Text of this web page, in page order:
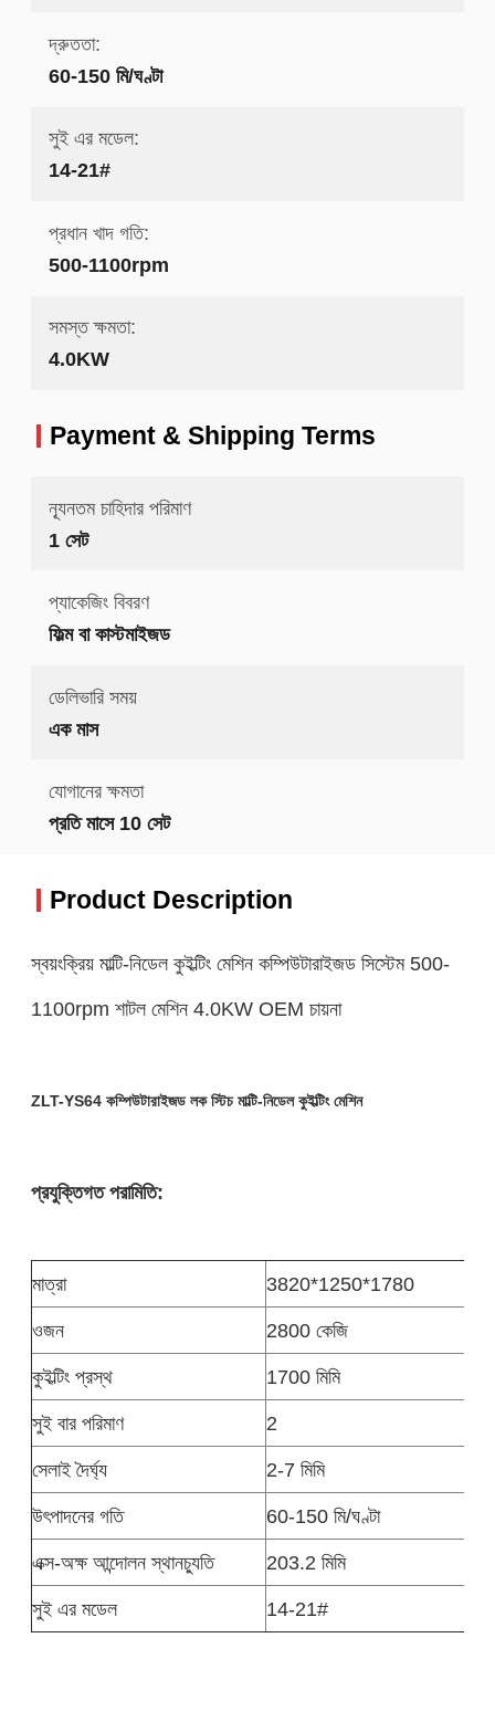
দ্রুততা:
60-150 মি/ঘণ্টা
সুই এর মডেল:
14-21#
প্রধান খাদ গতি:
500-1100rpm
সমস্ত ক্ষমতা:
4.0KW
Payment & Shipping Terms
ন্যূনতম চাহিদার পরিমাণ
1 সেট
প্যাকেজিং বিবরণ
ফিল্ম বা কাস্টমাইজড
ডেলিভারি সময়
এক মাস
যোগানের ক্ষমতা
প্রতি মাসে 10 সেট
Product Description
স্বয়ংক্রিয় মাল্টি-নিডেল কুইল্টিং মেশিন কম্পিউটারাইজড সিস্টেম 500-
1100rpm শাটল মেশিন 4.0KW OEM চায়না
ZLT-YS64 কম্পিউটারাইজড লক স্টিচ মাল্টি-নিডেল কুইল্টিং মেশিন
প্রযুক্তিগত পরামিতি:
মাত্রা
3820*1250*1780
ওজন
2800 কেজি
কুইল্টিং প্রস্থ
1700 মিমি
সুই বার পরিমাণ
2
সেলাই দৈর্ঘ্য
2-7 মিমি
উৎপাদনের গতি
60-150 মি/ঘণ্টা
এক্স-অক্ষ আন্দোলন স্থানচ্যুতি
203.2 মিমি
সুই এর মডেল
14-21#